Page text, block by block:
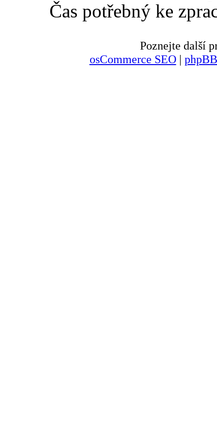
Čas potřebný ke
Poznejte další
osCommerce SEO|